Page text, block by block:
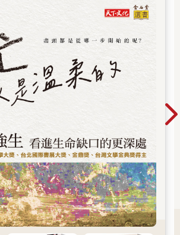
不會成為垂直身分才接受，那是沙文主
能是同性戀就不生，也不會因為孩子可能
如此，當同志父親仍然是我心頭大石，遠
障礙、憂鬱症或奪去家母和祖父性命的幾
。生育權應列為人類不可剥奪的權利。然
平身分族群想生育自己的孩子，且有可能
代，社會大眾對這些人的偏見便赤裸裸地
人一旦生下身心障礙的小孩，便會激起許
是演員，患有先天性缺指（趾）畸形，又
手腳畸形。她的孩子也患有同樣症狀，一
心知第二胎也很可能遺傳此症狀，後來她選
撻伐。沃克之後回應：「先不論孩子的手
竟然有人如此公開否定一個尚未出世的孩
的能力，我實在很震驚。」她事業成功、
也有許多能傳承給孩子的美好特質。某個
問道：「把遺傳性畸形疾病傳給孩子，對